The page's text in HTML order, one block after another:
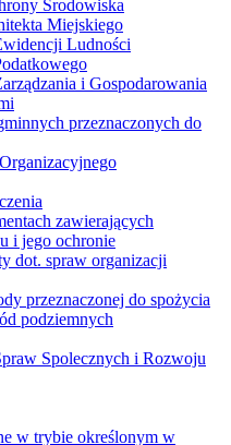
Środowiska
Miejskiego
Ludności
i Gospodarowania
przeznaczonych do
zawierających
i jego ochronie
dot. spraw organizacji
przeznaczonej do spożycia
podziemnych
Spolecznych i Rozwoju
w trybie określonym w